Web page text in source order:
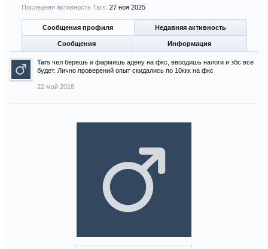
Последняя активность Tars: 27 ноя 2025
Сообщения профиля Недавняя активность
Сообщения Информация
Tars чел берешь и фармишь адену на фкс, ввоодишь налоги и збс все
будет. Лично проверений опыт скидались по 10ккк на фкс
22 май 2018